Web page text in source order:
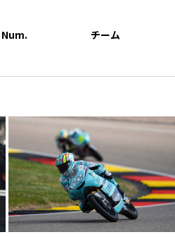
Num. チーム